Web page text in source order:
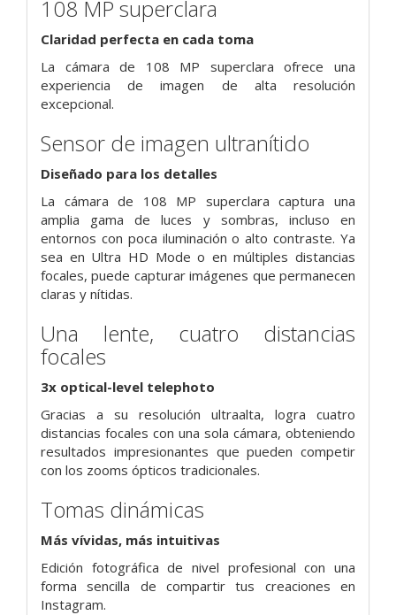
108 MP superclara
Claridad perfecta en cada toma
La cámara de 108 MP superclara ofrece una
experiencia de imagen de alta resolución
excepcional.
Sensor de imagen ultranítido
Diseñado para los detalles
La cámara de 108 MP superclara captura una
amplia gama de luces y sombras, incluso en
entornos con poca iluminación o alto contraste. Ya
sea en Ultra HD Mode o en múltiples distancias
focales, puede capturar imágenes que permanecen
claras y nítidas.
Una lente, cuatro distancias
focales
3x optical-level telephoto
Gracias a su resolución ultraalta, logra cuatro
distancias focales con una sola cámara, obteniendo
resultados impresionantes que pueden competir
con los zooms ópticos tradicionales.
Tomas dinámicas
Más vívidas, más intuitivas
Edición fotográfica de nivel profesional con una
forma sencilla de compartir tus creaciones en
Instagram.